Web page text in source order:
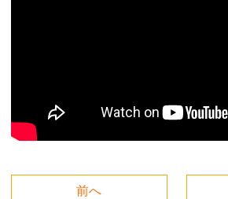
前へ